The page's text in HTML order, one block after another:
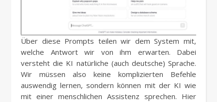
Über diese Prompts teilen wir dem System mit,
welche Antwort wir von ihm erwarten. Dabei
versteht die KI natürliche (auch deutsche) Sprache.
Wir müssen also keine komplizierten Befehle
auswendig lernen, sondern können mit der KI wie
mit einer menschlichen Assistenz sprechen. Hier